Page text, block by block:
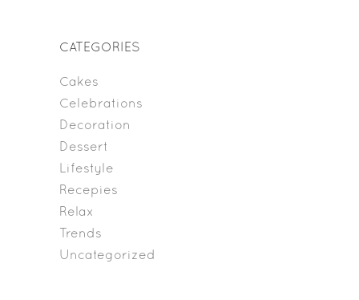
CATEGORIES
Cakes
Celebrations
Decoration
Dessert
Lifestyle
Recepies
Relax
Trends
Uncategorized